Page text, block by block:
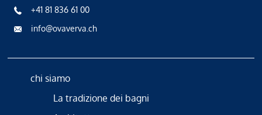
+41 81 836 61 00
info@ovaverva.ch
chi siamo
La tradizione dei bagni